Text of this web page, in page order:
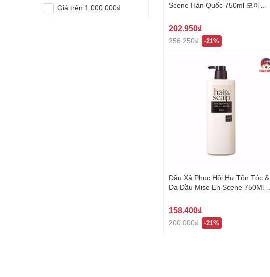
Giá trên 1.000.000₫
Scene Hàn Quốc 750ml 모이스
202.950₫
256.250₫ -21%
Dầu Xả Phục Hồi Hư Tổn Tóc &
Da Đầu Mise En Scene 750Ml 미
158.400₫
200.000₫ -21%